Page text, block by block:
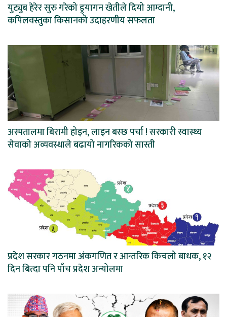
युट्युब हेरेर सुरु गरेको ड्र्यागन खेतीले दियो आम्दानी,
कपिलवस्तुका किसानको उदाहरणीय सफलता
अस्पतालमा बिरामी होइन, लाइन बस्छ पर्चा ! सरकारी स्वास्थ्य
सेवाको अव्यवस्थाले बढायो नागरिकको सास्ती
प्रदेश सरकार गठनमा अंकगणित र आन्तरिक किचलो बाधक, १२
दिन बित्दा पनि पाँच प्रदेश अन्योलमा